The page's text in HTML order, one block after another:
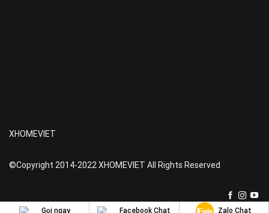
XHOMEVIET
©Copyright 2014-2022 XHOMEVIET All Rights Reserved
Gọi ngay Facebook Chat Zalo Chat